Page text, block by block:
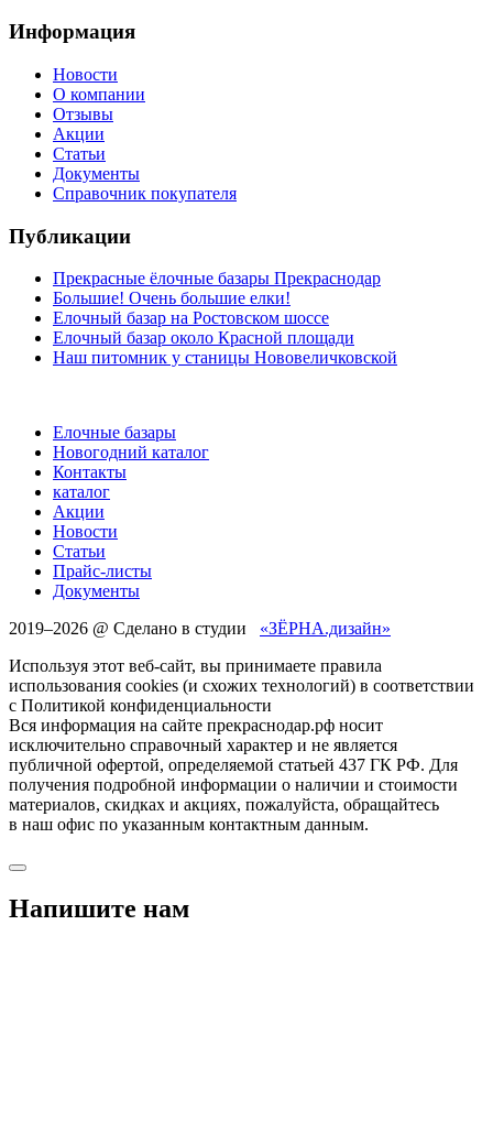
Информация
Новости
О компании
Отзывы
Акции
Статьи
Документы
Справочник покупателя
Публикации
Прекрасные ёлочные базары Прекраснодар
Большие! Очень большие елки!
Елочный базар на Ростовском шоссе
Елочный базар около Красной площади
Наш питомник у станицы Нововеличковской
Елочные базары
Новогодний каталог
Контакты
каталог
Акции
Новости
Статьи
Прайс-листы
Документы
2019–2026 @ Сделано в студии «ЗЁРНА.дизайн»
Используя этот веб-сайт, вы принимаете правила
использования cookies (и схожих технологий) в соответствии
с Политикой конфиденциальности
Вся информация на сайте прекраснодар.рф носит
исключительно справочный характер и не является
публичной офертой, определяемой статьей 437 ГК РФ. Для
получения подробной информации о наличии и стоимости
материалов, скидках и акциях, пожалуйста, обращайтесь
в наш офис по указанным контактным данным.
Напишите нам